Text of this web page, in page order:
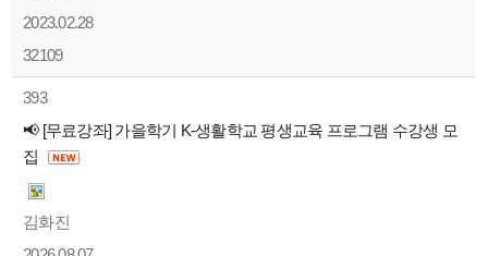
2023.02.28
32109
393
📢 [무료강좌] 가을학기 K-생활학교 평생교육 프로그램 수강생 모
집
김화진